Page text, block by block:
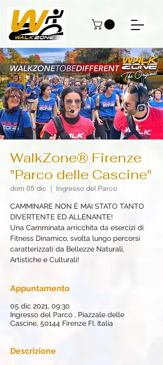
WalkZone® Firenze
"Parco delle Cascine"
dom 05 dic
  |
Ingresso del Parco
CAMMINARE NON È MAI STATO TANTO
DIVERTENTE ED ALLENANTE!
Una Camminata arricchita da esercizi di
Fitness Dinamico, svolta lungo percorsi
caratterizzati da Bellezze Naturali,
Artistiche e Culturali!
Appuntamento
05 dic 2021, 09:30
Ingresso del Parco , Piazzale delle
Cascine, 50144 Firenze FI, Italia
Descrizione